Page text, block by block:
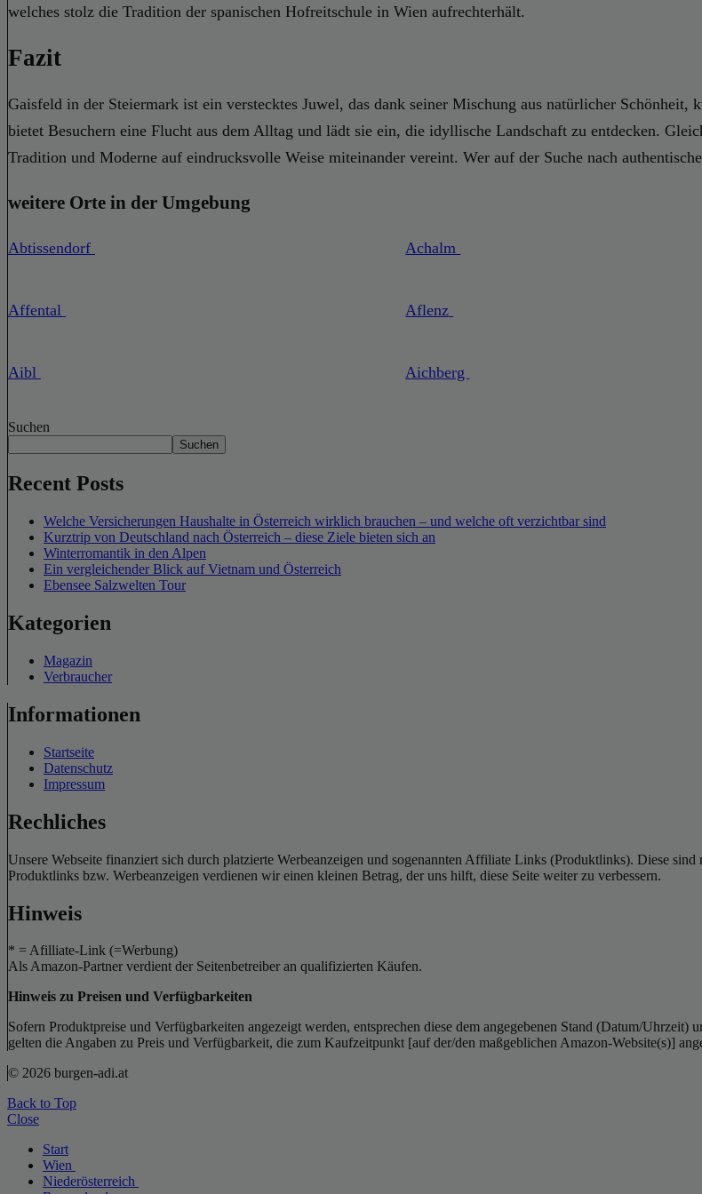
welches stolz die Tradition der spanischen Hofreitschule in Wien aufrechterhält.
Fazit
Gaisfeld in der Steiermark ist ein verstecktes Juwel, das dank seiner Mischung aus natürlicher
bietet Besuchern eine Flucht aus dem Alltag und lädt sie ein, die idyllische Landschaft zu entdecken.
Tradition und Moderne auf eindrucksvolle Weise miteinander vereint. Wer auf der Suche nach
weitere Orte in der Umgebung
Abtissendorf Achalm
Affental Aflenz
Aibl Aichberg
Suchen
Suchen
Recent Posts
Welche Versicherungen Haushalte in Österreich wirklich brauchen – und welche oft verzichtbar sind
Kurztrip von Deutschland nach Österreich – diese Ziele bieten sich an
Winterromantik in den Alpen
Ein vergleichender Blick auf Vietnam und Österreich
Ebensee Salzwelten Tour
Kategorien
Magazin
Verbraucher
Informationen
Startseite
Datenschutz
Impressum
Rechliches
Unsere Webseite finanziert sich durch platzierte Werbeanzeigen und sogenannten Affiliate Links (Produktlinks). Diese
Produktlinks bzw. Werbeanzeigen verdienen wir einen kleinen Betrag, der uns hilft, diese Seite weiter zu verbessern.
Hinweis
* = Afilliate-Link (=Werbung)
Als Amazon-Partner verdient der Seitenbetreiber an qualifizierten Käufen.
Hinweis zu Preisen und Verfügbarkeiten
Sofern Produktpreise und Verfügbarkeiten angezeigt werden, entsprechen diese dem angegebenen Stand (Datum/
gelten die Angaben zu Preis und Verfügbarkeit, die zum Kaufzeitpunkt [auf der/den maßgeblichen Amazon-Website(s)]
© 2026 burgen-adi.at
Back to Top
Close
Start
Wien
Niederösterreich